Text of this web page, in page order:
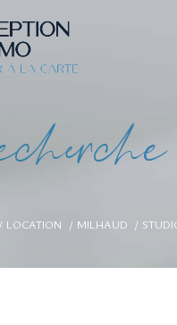
cece
LOCATION MILHAUD